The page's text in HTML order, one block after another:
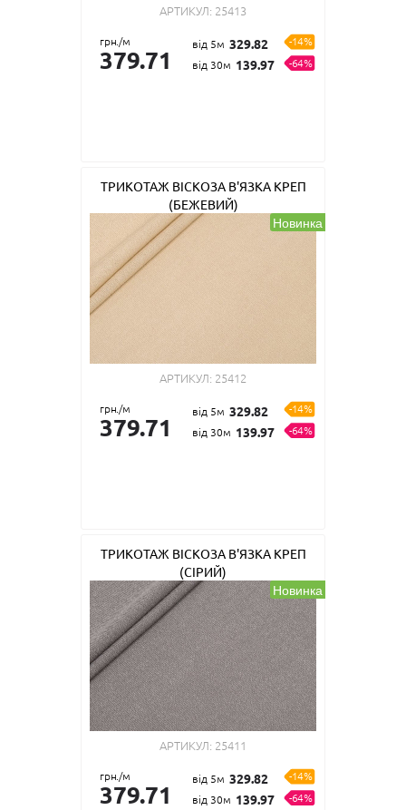
АРТИКУЛ: 25413
грн./м
379.71
від 5м 329.82
-14%
від 30м 139.97 -64%
ТРИКОТАЖ ВІСКОЗА В'ЯЗКА КРЕП
(БЕЖЕВИЙ)
Новинка
АРТИКУЛ: 25412
грн./м
379.71
від 5м 329.82
-14%
від 30м 139.97 -64%
ТРИКОТАЖ ВІСКОЗА В'ЯЗКА КРЕП
(СІРИЙ)
Новинка
АРТИКУЛ: 25411
грн./м
379.71
від 5м 329.82
-14%
від 30м 139.97 -64%